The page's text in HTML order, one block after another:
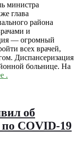
министра
глава
района
и
— огромный
всех врачей,
Диспансеризация
больнице. На
.
об
по COVID-19